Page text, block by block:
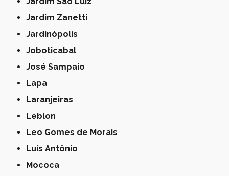
Jardim Zanetti
Jardinópolis
Joboticabal
José Sampaio
Lapa
Laranjeiras
Leblon
Leo Gomes de Morais
Luís Antônio
Mococa